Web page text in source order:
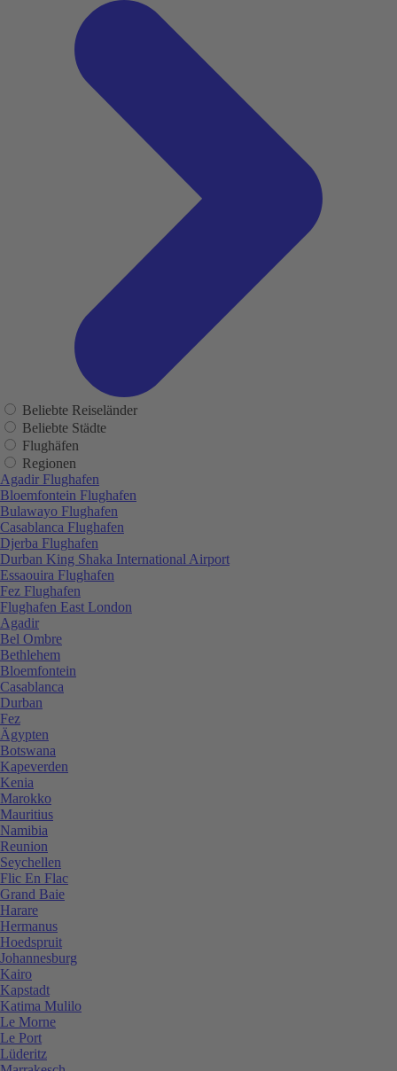
Beliebte Reiseländer
Beliebte Städte
Flughäfen
Regionen
Agadir Flughafen
Bloemfontein Flughafen
Bulawayo Flughafen
Casablanca Flughafen
Djerba Flughafen
Durban King Shaka International Airport
Essaouira Flughafen
Fez Flughafen
Flughafen East London
Agadir
Bel Ombre
Bethlehem
Bloemfontein
Casablanca
Durban
Fez
Ägypten
Botswana
Kapeverden
Kenia
Marokko
Mauritius
Namibia
Reunion
Seychellen
Flic En Flac
Grand Baie
Harare
Hermanus
Hoedspruit
Johannesburg
Kairo
Kapstadt
Katima Mulilo
Le Morne
Le Port
Lüderitz